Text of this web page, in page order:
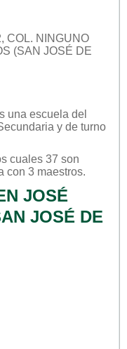
COL. NINGUNO
(SAN JOSÉ DE
una escuela del
y de turno
cuales 37 son
con 3 maestros.
JOSÉ
JOSÉ DE